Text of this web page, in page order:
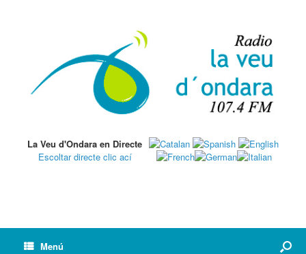
La Veu d'Ondara en Directe
Escoltar directe clic ací
Menú